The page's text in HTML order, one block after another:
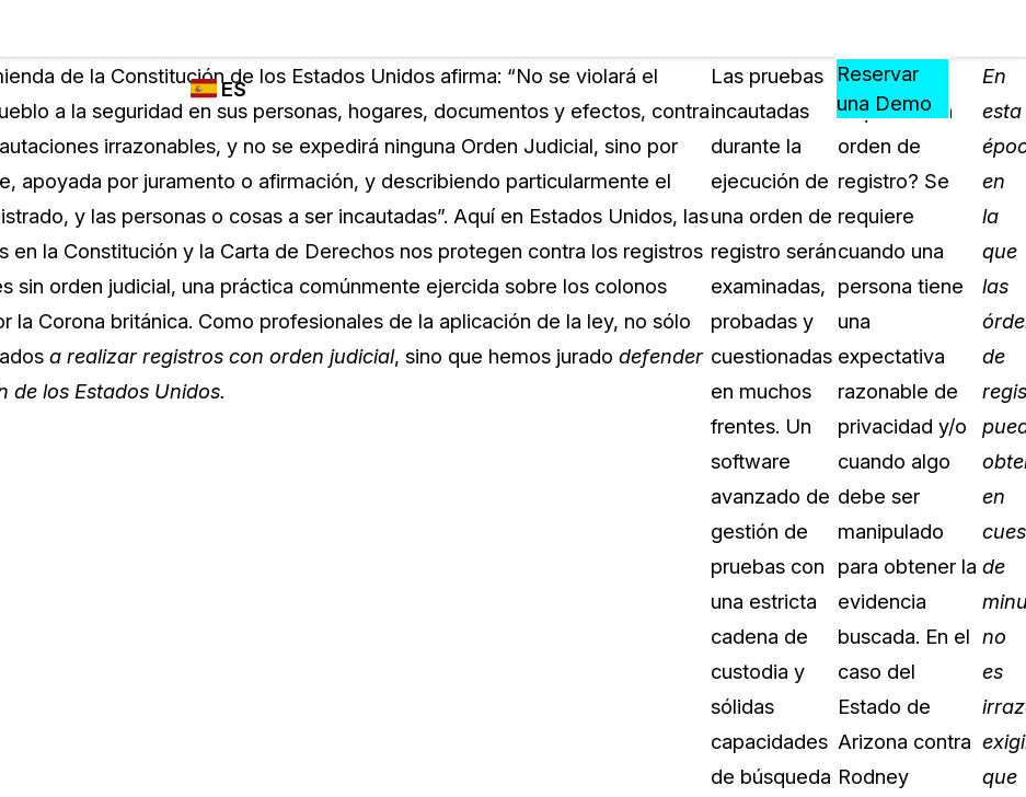
FUNCIONES DE
TRANSCRIPCIÓN
Y TRADUCCIÓN
DE CASEGUARD
Redacción de vídeos
de notas y más con un solo clic desde una
cantidad ilimitada de videos
Redacción de documentos
Industrias
¿QUIÉN
CASEGUARD?
Transportación
La Atención Médica
PreciosRecursos
APRENDA,
CONECTE
Y
CREZCA
CON
Preguntas Frecuentes
CaseGuard
Artículos
Redacte archivos de video con
algoritmo mejorado
Casos Practicos
sus necesidades de redacción
Centro de Ayuda
Obtenga respuestas a sus
Videoteca
CaseGuard. Práctica nuevas
Eventos
ES
Español
Reservar
una Demo
de la Constitución de los Estados Unidos afirma: “No se violará el
a la seguridad en sus personas, hogares, documentos y efectos, contra
irrazonables, y no se expedirá ninguna Orden Judicial, sino por
apoyada por juramento o afirmación, y describiendo particularmente el
y las personas o cosas a ser incautadas”. Aquí en Estados Unidos, las
en la Constitución y la Carta de Derechos nos protegen contra los registros
sin orden judicial, una práctica comúnmente ejercida sobre los colonos
la Corona británica. Como profesionales de la aplicación de la ley, no sólo
a realizar registros con orden judicial, sino que hemos jurado defender
de los Estados Unidos.
Las pruebas
incautadas
durante la
ejecución de
una orden de
registro serán
examinadas,
probadas y
cuestionadas
en muchos
frentes. Un
software
avanzado de
gestión de
pruebas con
una estricta
cadena de
custodia y
sólidas
capacidades
de búsqueda
¿Cuándo se
requiere una
orden de
registro? Se
requiere
cuando una
persona tiene
una
expectativa
razonable de
privacidad y/o
cuando algo
debe ser
manipulado
para obtener la
evidencia
buscada. En el
caso del
Estado de
Arizona contra
Rodney
En
esta
en
la
que
las
de
en
de
no
es
que